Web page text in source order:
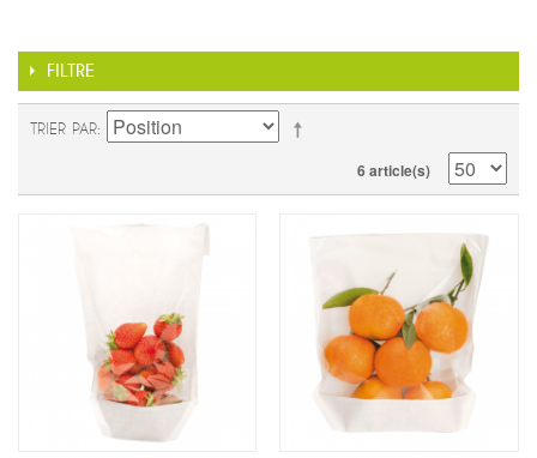
FILTRE
TRIER PAR
6 article(s)